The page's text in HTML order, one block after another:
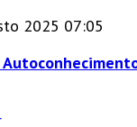
2025 07:05